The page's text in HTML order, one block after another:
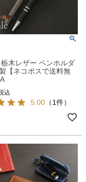
木レザー ペンホルダ
【ネコポスで送料無
込
5.00 （1件）